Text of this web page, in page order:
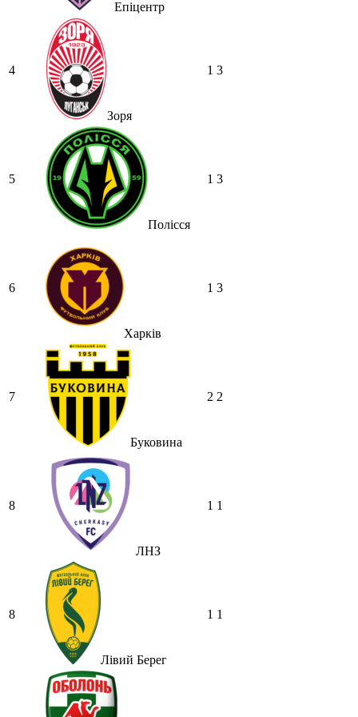
SVAT, не можу дочекатись
початку сезону
SVAT :Hatsyk, Куди можна написати
в особисті пару питань/ зауважень/
покращень по сайту? І чи можна на
сайт скинути криптою ltc?
SVAT, телеграм, пошта,
вайбер, будь де) що підходить? зараз
SVAT :Hatsyk, Якщо зручно, то
завтра напишу в інстаграм
Hatsyk :SVAT, без проблем
кинув в ТГ
DJGycle :Tamada
Makiavelli :
Всім привіт!
Makiavelli :Бачу чат знову живий)
Трансфери такі шо слів
нема....все йде до чергового провалу
Hatsyk: Makiavelli, вітаємо на сайті.
Вірю що чат і сайт загалом буде ще
активніший з часом)
Та Кузик ще ок, а
Мельниченко я думаю це для
перспективи, хз хз
На завтра планують
трансляцію товарняка з Минаєм
https://www.youtube.com/live/Qb1ebGeOfZ8?
si=GU46Q4zlJQd2L-W8
Hatsyk:А ще на сайті триває
опитування)
SVAT :
Hatsyk А як зробити
посилання?
В чаті? У вікні URL
вставляєш лінк на свій профіль)
: Ніби вставив, а все одно
блочить. Там де URL ставити лінк на
Епіцентр
4
Зоря
1 3
5
Полісся
1 3
6
Харків
1 3
7
Буковина
2 2
8
ЛНЗ
1 1
8
Лівий Берег
1 1